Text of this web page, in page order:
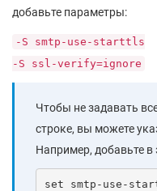
добавьте параметры:
-S smtp-use-starttls
-S ssl-verify=ignore
Чтобы не задавать
строке, вы можете
Например, добавьте в
set smtp-use-